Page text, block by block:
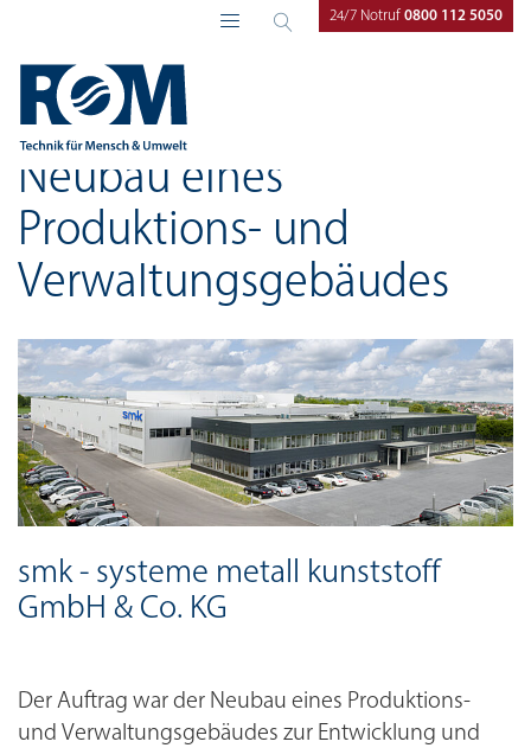
24/7 Notruf 0800 112 5050
ROM Technik Referenzen
Neubau eines
Produktions- und
Verwaltungsgebäudes
smk - systeme metall kunststoff
GmbH & Co. KG
Der Auftrag war der Neubau eines Produktions-
und Verwaltungsgebäudes zur Entwicklung und